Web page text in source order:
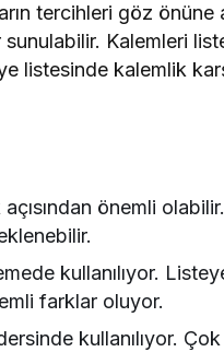
tercihleri göz önüne
Kalemleri
listesinde kalemlik
önemli
kullanılıyor.
farklar oluyor.
kullanılıyor.